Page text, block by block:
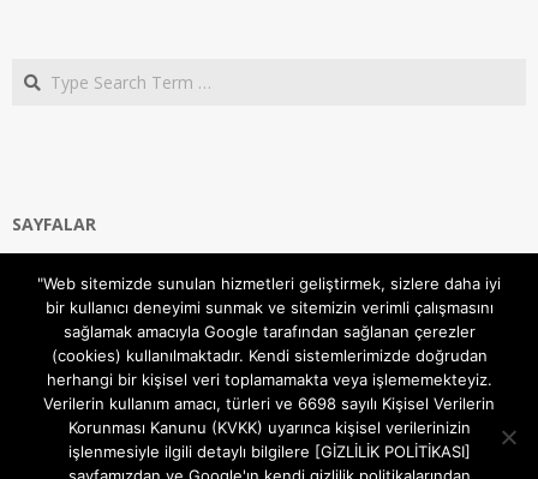
Search
SAYFALAR
Gizlilik ve Çerezler (Cookies) Politikası
Hakkımızda
İletişim Kanalları
MODEM KURULUM
TEKNİK DESTEK
TELEVİZYON SİSTEMLERİ
"Web sitemizde sunulan hizmetleri geliştirmek, sizlere daha iyi
bir kullanıcı deneyimi sunmak ve sitemizin verimli çalışmasını
sağlamak amacıyla Google tarafından sağlanan çerezler
(cookies) kullanılmaktadır. Kendi sistemlerimizde doğrudan
herhangi bir kişisel veri toplamamakta veya işlememekteyiz.
Verilerin kullanım amacı, türleri ve 6698 sayılı Kişisel Verilerin
Korunması Kanunu (KVKK) uyarınca kişisel verilerinizin
işlenmesiyle ilgili detaylı bilgilere [GİZLİLİK POLİTİKASI]